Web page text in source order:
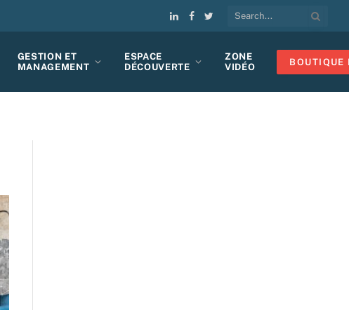
LinkedIn
Facebook
Twitter
GESTION ET
MANAGEMENT
ESPACE
DÉCOUVERTE
ZONE
VIDÉO
BOUTIQUE